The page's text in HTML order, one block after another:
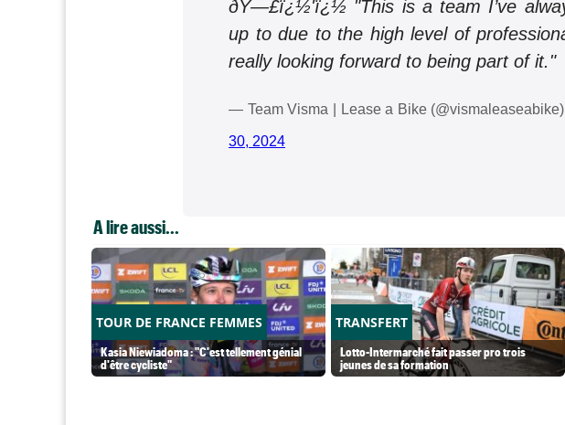
ðŸ—£ï¿½'ï¿½ "This is a team I’ve
up to due to the high level of
really looking forward to being part of it."
— Team Visma | Lease a Bike (@vismaleaseabike)
30, 2024
A lire aussi...
TOUR DE FRANCE FEMMES
Kasia Niewiadoma : "C'est tellement génial
d'être cycliste"
TRANSFERT
Lotto-Intermarché fait passer pro trois
jeunes de sa formation